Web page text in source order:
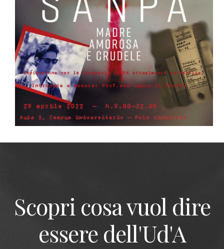
Scopri cosa vuol dire
essere dell'Ud'A